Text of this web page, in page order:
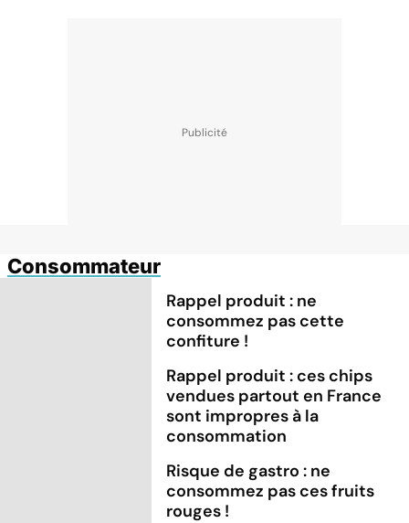
Consommateur
Rappel produit : ne
consommez pas cette
confiture !
Rappel produit : ces chips
vendues partout en France
sont impropres à la
consommation
Risque de gastro : ne
consommez pas ces fruits
rouges !